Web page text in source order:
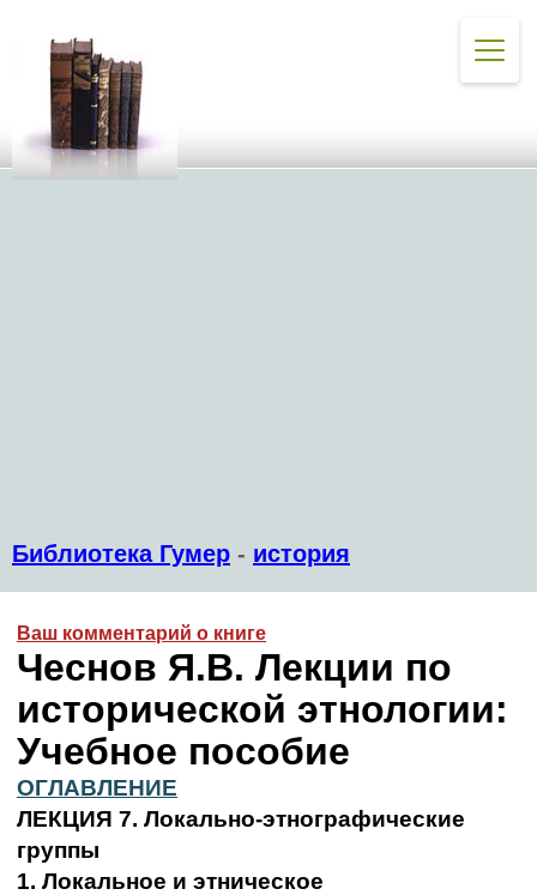
Библиотека Гумер - история
Ваш комментарий о книге
Чеснов Я.В. Лекции по
исторической этнологии:
Учебное пособие
ОГЛАВЛЕНИЕ
ЛЕКЦИЯ 7. Локально-этнографические
группы
1. Локальное и этническое